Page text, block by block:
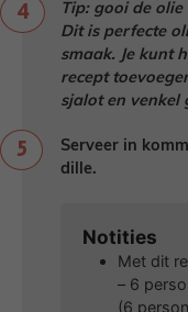
Tip: gooi de
Dit is perfecte
smaak. Je kunt
recept
sjalot en venkel
Serveer in
dille.
Notities
Met dit
– 6
(6